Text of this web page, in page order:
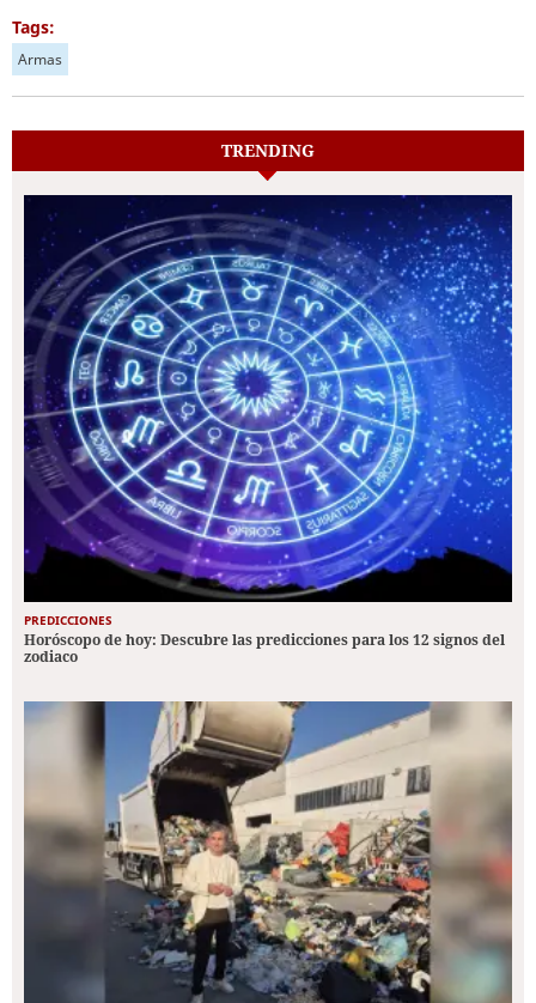
Tags:
Armas
TRENDING
PREDICCIONES
Horóscopo de hoy: Descubre las predicciones para los 12 signos del
zodiaco